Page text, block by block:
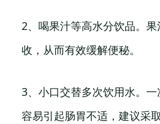
2、喝果汁等高水分饮品。
收，从而有效缓解便秘。
3、小口交替多次饮用水。
容易引起肠胃不适，建议采